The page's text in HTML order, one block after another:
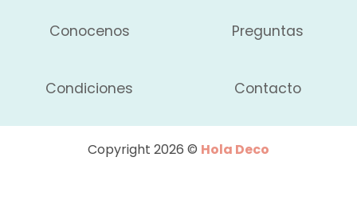
Conocenos Preguntas
Condiciones Contacto
Copyright 2026 © Hola Deco